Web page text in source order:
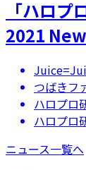
「ハロ
2021
つばきフ
ハロプロ
ハロプロ
ニュース一覧へ